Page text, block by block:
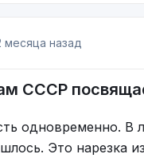
месяца назад
СССР
одновременно. В
Это нарезка